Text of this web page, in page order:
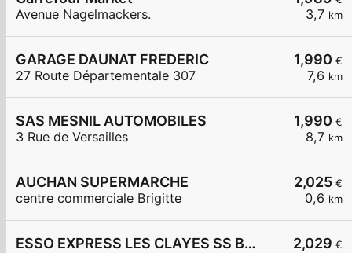
3,7 km
Avenue Nagelmackers.
1,990 €
7,6 km
GARAGE DAUNAT FREDERIC
27 Route Départementale 307
1,990 €
8,7 km
SAS MESNIL AUTOMOBILES
3 Rue de Versailles
2,025 €
0,6 km
AUCHAN SUPERMARCHE
centre commerciale Brigitte
2,029 €
ESSO EXPRESS LES CLAYES SS BOIS LA VIGNERAIE